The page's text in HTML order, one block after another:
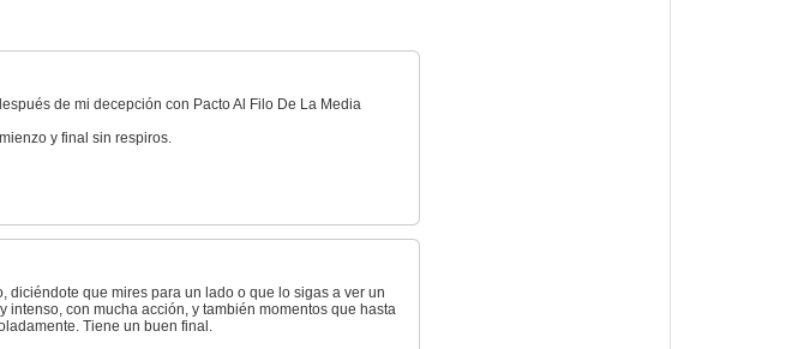
de mi decepción con Pacto Al Filo De La Media
y final sin respiros.
diciéndote que mires para un lado o que lo sigas a ver un
intenso, con mucha acción, y también momentos que hasta
Tiene un buen final.